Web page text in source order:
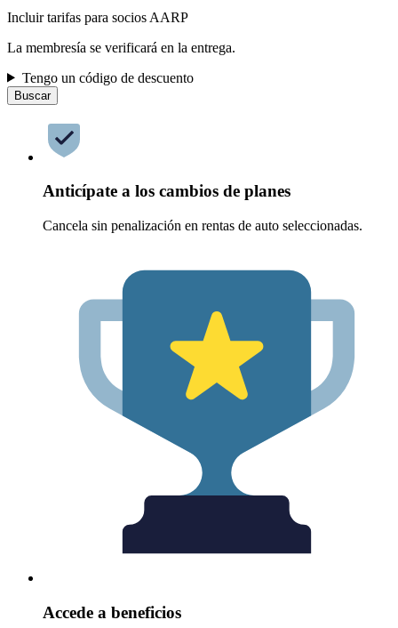
Incluir tarifas para socios AARP
La membresía se verificará en la entrega.
Tengo un código de descuento
Buscar
Anticípate a los cambios de planes
Cancela sin penalización en rentas de auto seleccionadas.
Accede a beneficios